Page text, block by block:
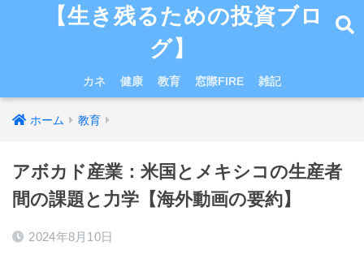
【生き残るための投資ブロ
グ】
カネ 健康 教育 窓際FIRE 雑記
ホーム 教育
アボカド産業：米国とメキシコの生産者
間の課題と力学【海外動画の要約】
2024年8月10日